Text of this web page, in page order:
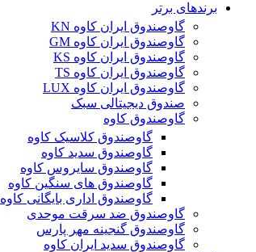
برندهای برتر
گاوصندوق ایران کاوه KN
گاوصندوق ایران کاوه GM
گاوصندوق ایران کاوه KS
گاوصندوق ایران کاوه TS
گاوصندوق ایران کاوه LUX
صندوق دیجیتالی سبک
گاوصندوق کاوه
گاوصندوق کلاسیک کاوه
گاوصندوق سدید کاوه
گاوصندوق سایروس کاوه
گاوصندوق های سنگین کاوه
گاوصندوق اداری بایگانی کاوه
گاوصندوق ضد سرقت موحدی
گاوصندوق گنجینه مهر پارس
گاوصندوق سدید ایران کاوه